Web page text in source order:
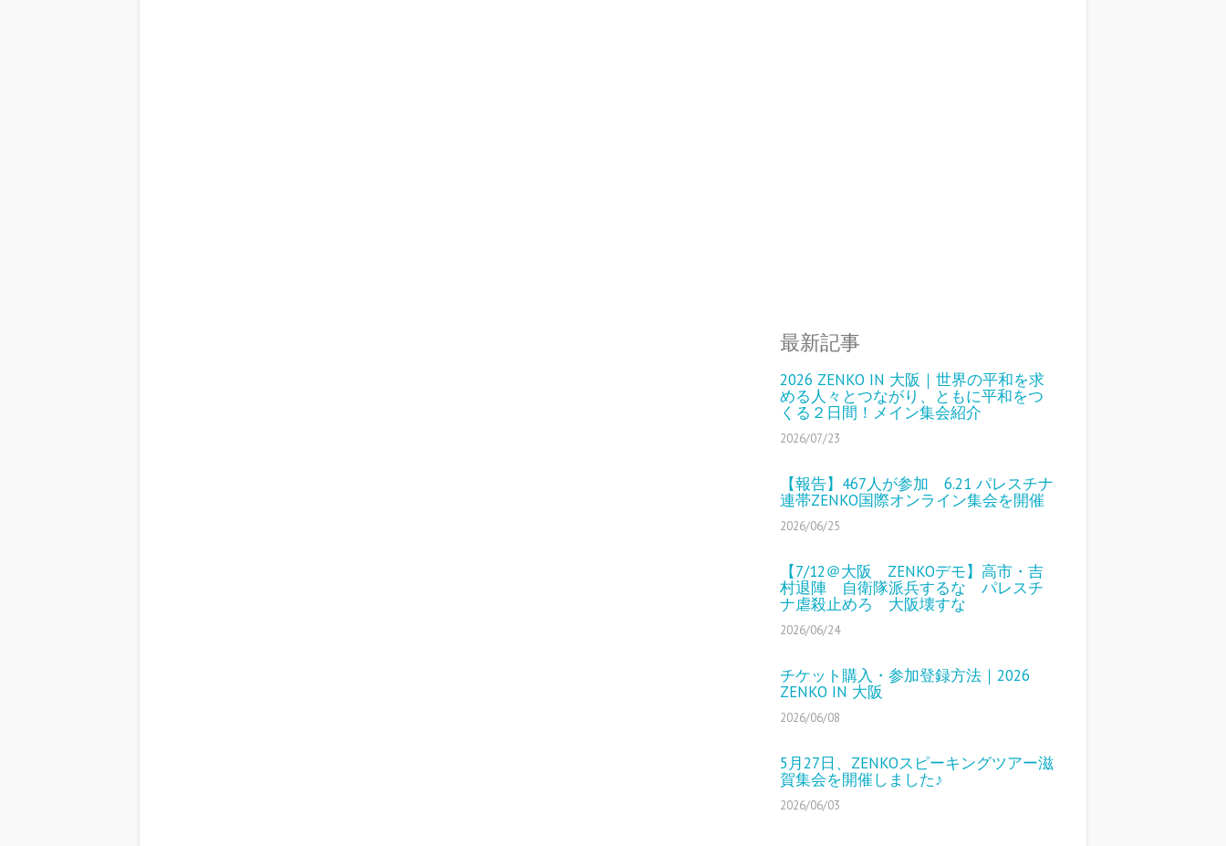
最新記事
2026 ZENKO IN 大阪｜世界の平和を求
める人々とつながり、ともに平和をつ
くる２日間！メイン集会紹介
2026/07/23
【報告】467人が参加 6.21 パレスチナ
連帯ZENKO国際オンライン集会を開催
2026/06/25
【7/12＠大阪 ZENKOデモ】高市・吉
村退陣 自衛隊派兵するな パレスチ
ナ虐殺止めろ 大阪壊すな
2026/06/24
チケット購入・参加登録方法｜2026
ZENKO IN 大阪
2026/06/08
5月27日、ZENKOスピーキングツアー滋
賀集会を開催しました♪
2026/06/03